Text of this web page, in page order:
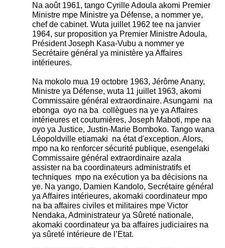
Na août 1961, tango Cyrille Adoula akomi Premier
Ministre mpe Ministre ya Défense, a nommer ye,
chef de cabinet. Wuta juillet 1962 tee na janvier
1964, sur proposition ya Premier Ministre Adoula,
Président Joseph Kasa-Vubu a nommer ye
Secrétaire général ya ministère ya Affaires
intérieures.
Na mokolo mua 19 octobre 1963, Jérôme Anany,
Ministre ya Défense, wuta 11 juillet 1963, akomi
Commissaire général extraordinaire. Asungami na
ebonga oyo na ba collègues na ye ya Affaires
intérieures et coutumières, Joseph Maboti, mpe na
oyo ya Justice, Justin-Marie Bomboko. Tango wana
Léopoldville etiamaki na état d'exception. Alors,
mpo na ko renforcer sécurité publique, esengelaki
Commissaire général extraordinaire azala
assister na ba coordinateurs administratifs et
techniques mpo na exécution ya ba décisions na
ye. Na yango, Damien Kandolo, Secrétaire général
ya Affaires intérieures, akomaki coordinateur mpo
na ba affaires civiles et militaires mpe Victor
Nendaka, Administrateur ya Sûreté nationale,
akomaki coordinateur ya ba affaires judiciaires na
ya sûreté intérieure de l’Etat.